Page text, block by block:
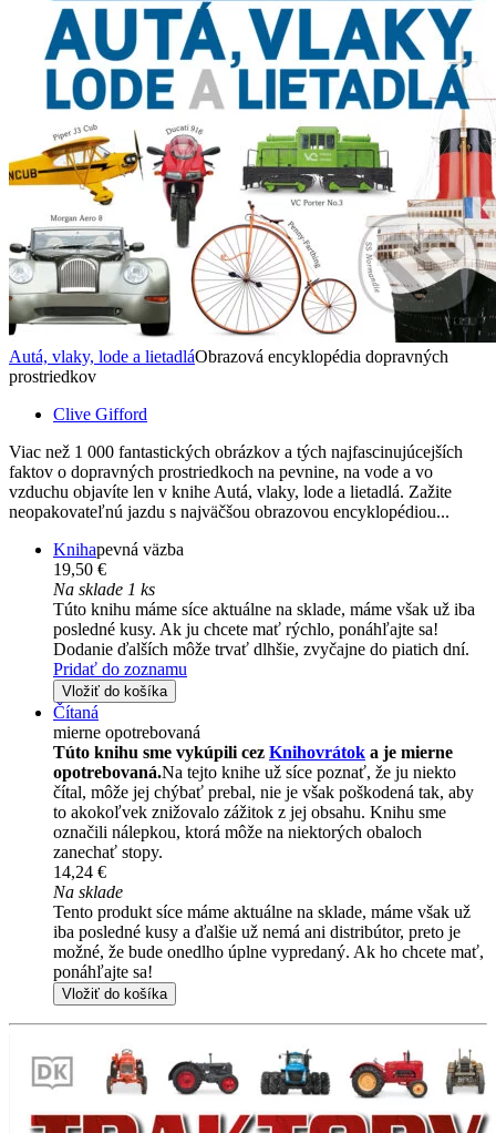
Autá, vlaky, lode a lietadláObrazová encyklopédia dopravných
prostriedkov
Clive Gifford
Viac než 1 000 fantastických obrázkov a tých najfascinujúcejších
faktov o dopravných prostriedkoch na pevnine, na vode a vo
vzduchu objavíte len v knihe Autá, vlaky, lode a lietadlá. Zažite
neopakovateľnú jazdu s najväčšou obrazovou encyklopédiou...
Knihapevná väzba
19,50 €
Na sklade 1 ks
Túto knihu máme síce aktuálne na sklade, máme však už iba
posledné kusy. Ak ju chcete mať rýchlo, ponáhľajte sa!
Dodanie ďalších môže trvať dlhšie, zvyčajne do piatich dní.
Pridať do zoznamu
Vložiť do košíka
Čítaná
mierne opotrebovaná
Túto knihu sme vykúpili cez Knihovrátok a je mierne
opotrebovaná.Na tejto knihe už síce poznať, že ju niekto
čítal, môže jej chýbať prebal, nie je však poškodená tak, aby
to akokoľvek znižovalo zážitok z jej obsahu. Knihu sme
označili nálepkou, ktorá môže na niektorých obaloch
zanechať stopy.
14,24 €
Na sklade
Tento produkt síce máme aktuálne na sklade, máme však už
iba posledné kusy a ďalšie už nemá ani distribútor, preto je
možné, že bude onedlho úplne vypredaný. Ak ho chcete mať,
ponáhľajte sa!
Vložiť do košíka